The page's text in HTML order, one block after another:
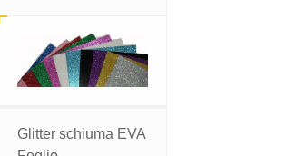
Glitter schiuma EVA